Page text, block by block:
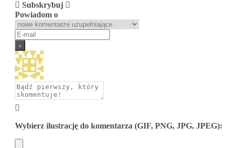
Subskrybuj
Powiadom o
Wybierz ilustrację do komentarza (GIF, PNG, JPG, JPEG):